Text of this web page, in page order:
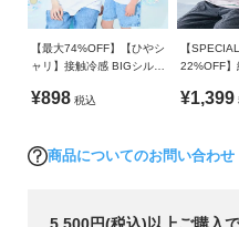
FOLLOW
【最大74%OFF】【ひやシ
ャリ】接触冷感 BIGシルエ
ツ
¥898 税込
【
22%OFF】
シルエット
¥1,399
商品についてのお問い合わせ